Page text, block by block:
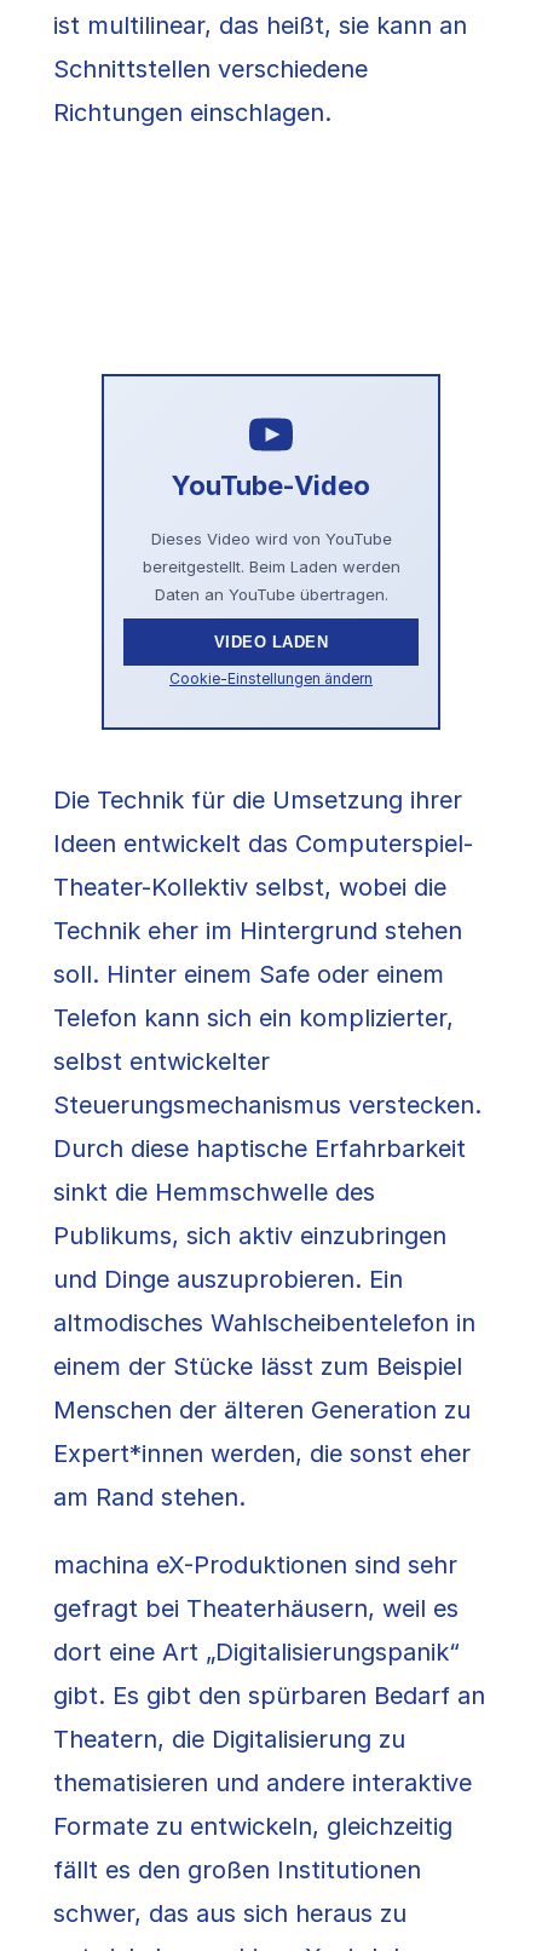
ist multilinear, das heißt, sie kann an
Schnittstellen verschiedene
Richtungen einschlagen.
YouTube-Video
Dieses Video wird von YouTube
bereitgestellt. Beim Laden werden
Daten an YouTube übertragen.
VIDEO LADEN
Cookie-Einstellungen ändern
Die Technik für die Umsetzung ihrer
Ideen entwickelt das Computerspiel-
Theater-Kollektiv selbst, wobei die
Technik eher im Hintergrund stehen
soll. Hinter einem Safe oder einem
Telefon kann sich ein komplizierter,
selbst entwickelter
Steuerungsmechanismus verstecken.
Durch diese haptische Erfahrbarkeit
sinkt die Hemmschwelle des
Publikums, sich aktiv einzubringen
und Dinge auszuprobieren. Ein
altmodisches Wahlscheibentelefon in
einem der Stücke lässt zum Beispiel
Menschen der älteren Generation zu
Expert*innen werden, die sonst eher
am Rand stehen.
machina eX-Produktionen sind sehr
gefragt bei Theaterhäusern, weil es
dort eine Art „Digitalisierungspanik“
gibt. Es gibt den spürbaren Bedarf an
Theatern, die Digitalisierung zu
thematisieren und andere interaktive
Formate zu entwickeln, gleichzeitig
fällt es den großen Institutionen
schwer, das aus sich heraus zu